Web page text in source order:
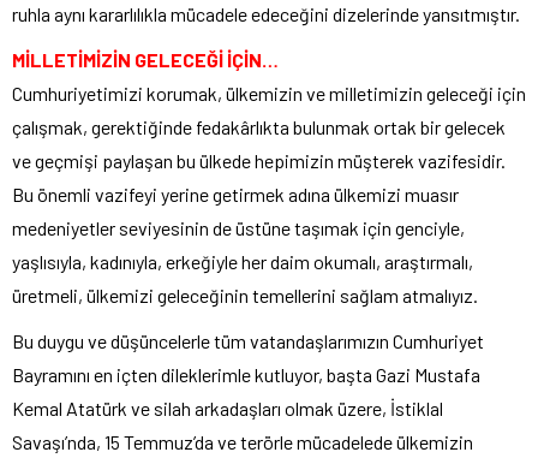
ruhla aynı kararlılıkla mücadele edeceğini dizelerinde yansıtmıştır.
MİLLETİMİZİN GELECEĞİ İÇİN…
Cumhuriyetimizi korumak, ülkemizin ve milletimizin geleceği için
çalışmak, gerektiğinde fedakârlıkta bulunmak ortak bir gelecek
ve geçmişi paylaşan bu ülkede hepimizin müşterek vazifesidir.
Bu önemli vazifeyi yerine getirmek adına ülkemizi muasır
medeniyetler seviyesinin de üstüne taşımak için genciyle,
yaşlısıyla, kadınıyla, erkeğiyle her daim okumalı, araştırmalı,
üretmeli, ülkemizi geleceğinin temellerini sağlam atmalıyız.
Bu duygu ve düşüncelerle tüm vatandaşlarımızın Cumhuriyet
Bayramını en içten dileklerimle kutluyor, başta Gazi Mustafa
Kemal Atatürk ve silah arkadaşları olmak üzere, İstiklal
Savaşı’nda, 15 Temmuz’da ve terörle mücadelede ülkemizin